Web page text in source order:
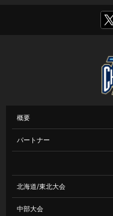
概要
パートナー
北海道/東北大会
中部大会